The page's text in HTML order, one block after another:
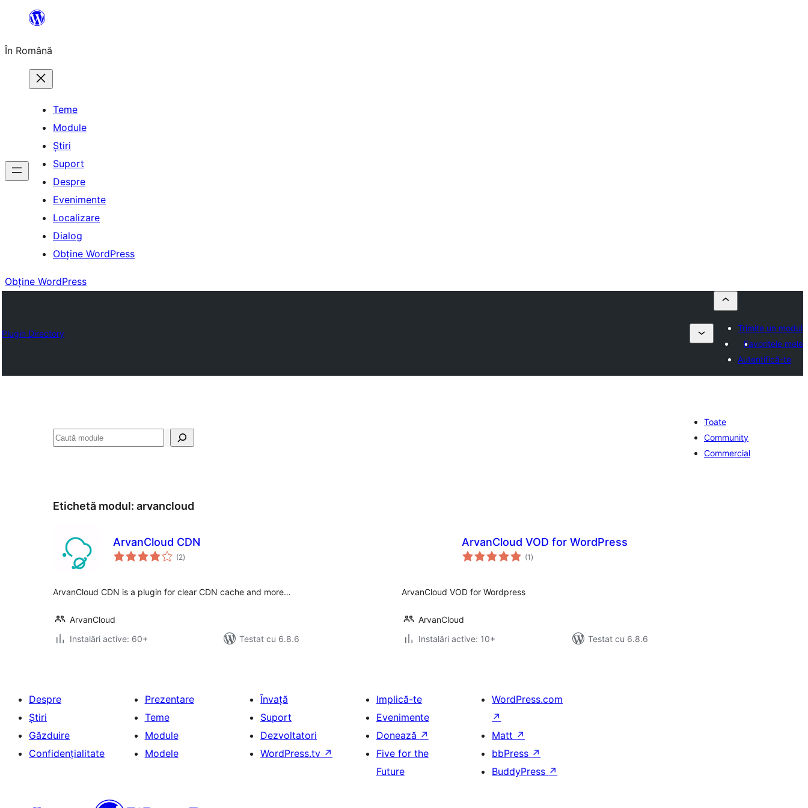
conținut
În Română
Teme
Module
Știri
Suport
Despre
Evenimente
Localizare
Dialog
Obține WordPress
Obține WordPress
Plugin Directory
Trimite un modul
Favoritele mele
Autentifică-te
Caută
Toate
Community
Commercial
Etichetă modul: arvancloud
ArvanCloud CDN
(2total
aprecieri
)
ArvanCloud CDN is a plugin for clear CDN cache and more…
ArvanCloud
Instalări active: 60+
Testat cu 6.8.6
ArvanCloud VOD for WordPress
(1 total
aprecieri
)
ArvanCloud VOD for Wordpress
ArvanCloud
Instalări active: 10+
Testat cu 6.8.6
Despre
Știri
Găzduire
Confidențialitate
Prezentare
Teme
Module
Modele
Învață
Suport
Dezvoltatori
WordPress.tv ↗
Implică-te
Evenimente
Donează ↗
Five for the
Future
WordPress.com
↗
Matt ↗
bbPress ↗
BuddyPress ↗